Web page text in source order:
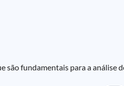
fundamentais para a análise